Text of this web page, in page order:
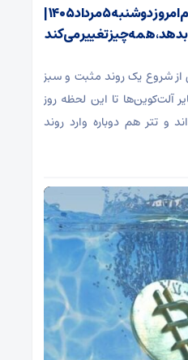
قیمت تتر، بیت‌کوین و اتریوم امروز دوشنبه ۵ مرداد ۱۴۰۵ |
بدهد، همه‌چیز تغییر می‌کند
از شروع یک روند مثبت و سبز
آلت‌کوین‌ها تا این لحظه روز
و تتر هم دوباره وارد روند